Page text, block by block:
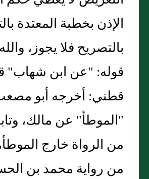
الإذن بخطبة المعتدة
بالتصريح فلا يجوز،
قوله: "عن ابن شهاب"
قطني: أخرجه أبو
"الموطأ" عن مالك،
من الرواة خارج
من رواية محمد بن